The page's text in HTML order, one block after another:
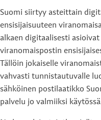
Suomi siirtyy asteittain
ensisijaisuuteen
alkaen digitaalisesti
viranomaispostin
Tällöin jokaiselle
vahvasti tunnistautuvalle
sähköinen postilaatikko
palvelu jo valmiiksi